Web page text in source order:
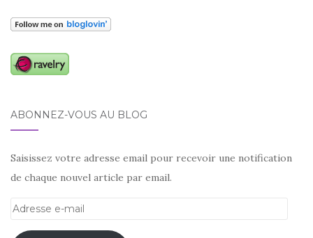
ABONNEZ-VOUS AU BLOG
Saisissez votre adresse email pour recevoir une notification
de chaque nouvel article par email.
Adresse